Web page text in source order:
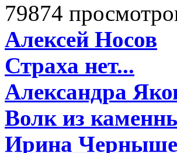
79874
Алексей Носов
Страха нет...
Александра
Волк из
Ирина